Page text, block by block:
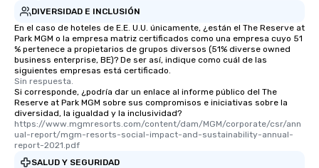
DIVERSIDAD E INCLUSIÓN
En el caso de hoteles de E.E. U.U. únicamente, ¿están el The Reserve at
Park MGM o la empresa matriz certificados como una empresa cuyo 51
% pertenece a propietarios de grupos diversos (51% diverse owned
business enterprise, BE)? De ser así, indique como cuál de las
siguientes empresas está certificado.
Sin respuesta.
Si corresponde, ¿podría dar un enlace al informe público del The
Reserve at Park MGM sobre sus compromisos e iniciativas sobre la
diversidad, la igualdad y la inclusividad?
https://www.mgmresorts.com/content/dam/MGM/corporate/csr/ann
ual-report/mgm-resorts-social-impact-and-sustainability-annual-
report-2021.pdf
SALUD Y SEGURIDAD